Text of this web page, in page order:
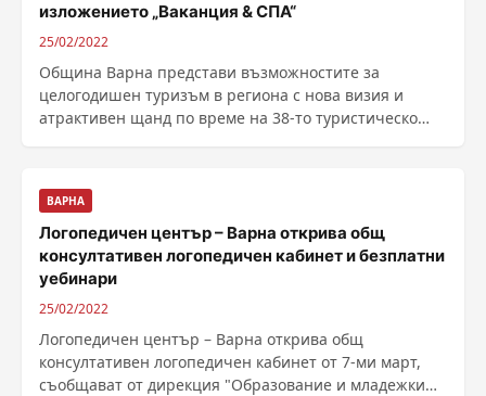
изложението „Ваканция & СПА“
25/02/2022
Община Варна представи възможностите за
целогодишен туризъм в региона с нова визия и
атрактивен щанд по време на 38-то туристическо
ВАРНА
Логопедичен център – Варна открива общ
консултативен логопедичен кабинет и безплатни
уебинари
25/02/2022
Логопедичен център – Варна открива общ
консултативен логопедичен кабинет от 7-ми март,
съобщават от дирекция "Образование и младежки